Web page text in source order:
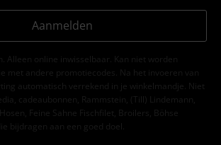
Aanmelden
Alleen online inwisselbaar. Kan niet worden
met andere promotiecodes. Na het invoeren van
automatisch verrekend in je winkelmandje. Niet
cadeaubonnen, Rammstein, (Till) Lindemann,
Feine Sahne Fischfilet, Broilers, Böhse
bijdragen aan een goed doel.